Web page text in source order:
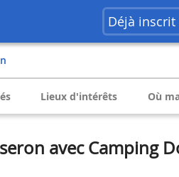
Déjà inscrit
Lieux d'intérêts Où
avec Camping